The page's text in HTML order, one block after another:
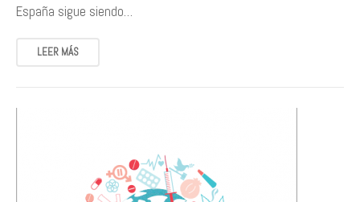
España sigue siendo…
LEER MÁS